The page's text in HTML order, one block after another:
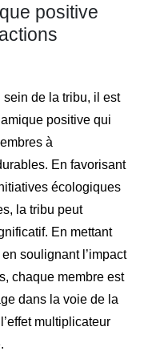
positive
de la tribu, il est
positive qui
à
En favorisant
écologiques
la tribu peut
En mettant
soulignant l’impact
chaque membre est
dans la voie de la
multiplicateur